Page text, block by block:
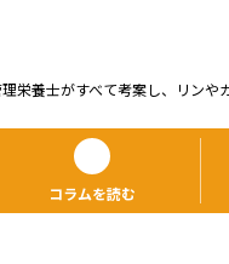
栄養⼠がすべて考案し、リンや
コラムを読む